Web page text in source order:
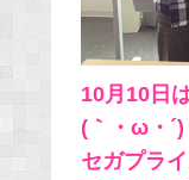
10月10日
(｀・ω・´)
セガプラ